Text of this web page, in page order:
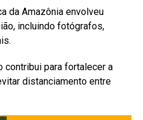
da Amazônia envolveu
incluindo fotógrafos,
para fortalecer a
distanciamento entre